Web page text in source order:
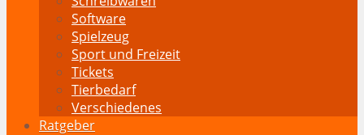
Software
Spielzeug
Sport und Freizeit
Tickets
Tierbedarf
Verschiedenes
Ratgeber